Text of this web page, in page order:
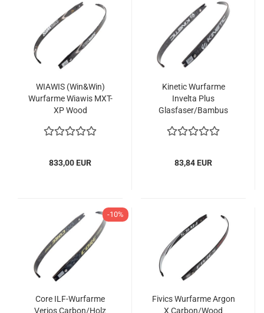
WIAWIS (Win&Win)
Wurfarme Wiawis MXT-
XP Wood
833,00 EUR
Kinetic Wurfarme
Invelta Plus
Glasfaser/Bambus
83,84 EUR
-10%
Core ILF-Wurfarme
Verios Carbon/Holz
Fivics Wurfarme Argon
X Carbon/Wood